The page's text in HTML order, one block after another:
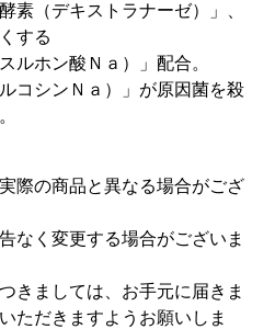
素（デキストラナーゼ）」、
する
ルホン酸Ｎａ）」配合。
コシンＮａ）」が原因菌を殺
際の商品と異なる場合がござ
なく変更する場合がございま
きましては、お手元に届きま
ただきますようお願いしま